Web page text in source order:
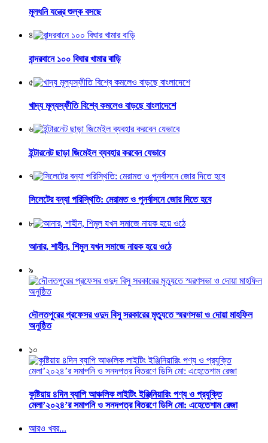
মূলধনি যন্ত্রে শুল্ক বসছে
৪
বান্দরবানে ১০০ বিঘার খামার বাড়ি
৫
খাদ্য মূল্যস্ফীতি বিশ্বে কমলেও বাড়ছে বাংলাদেশে
৬
ইন্টারনেট ছাড়া জিমেইল ব্যবহার করবেন যেভাবে
৭
সিলেটের বন্যা পরিস্থিতি: মেরামত ও পুনর্বাসনে জোর দিতে হবে
৮
আনার, শাহীন, শিমুল যখন সমাজে নায়ক হয়ে ওঠে
৯
দৌলতপুরের প্রফেসর ওদুদ বিসু সরকারের মৃত্যুতে স্মরণসভা ও দোয়া মাহফিল
অনুষ্ঠিত
১০
কুষ্টিয়ায় ৪দিন ব্যাপি আঞ্চলিক লাইটিং ইঞ্জিনিয়ারিং পণ্য ও প্রযুক্তি
মেলা’২০২৪’র সমাপনি ও সনদপত্র বিতরণে ডিসি মো: এহেতেশাম রেজা
আরও খবর...